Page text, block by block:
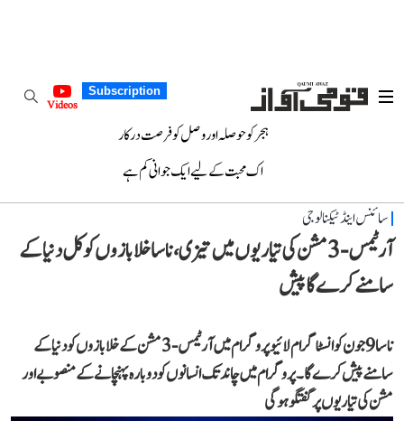
Subscription
Videos
ہجر کو حوصلہ اور وصل کو فرصت درکار
اک محبت کے لیے ایک جوانی کم ہے
سائنس اینڈ ٹیکنالوجی
آرٹیمس-3 مشن کی تیاریوں میں تیزی، ناسا خلابازوں کو کل دنیا کے
سامنے کرے گا پیش
ناسا 9 جون کو انسٹاگرام لائیو پروگرام میں آرٹیمس-3 مشن کے خلابازوں کو دنیا کے
سامنے پیش کرے گا۔ پروگرام میں چاند تک انسانوں کو دوبارہ پہنچانے کے منصوبے اور
مشن کی تیاریوں پر گفتگو ہوگی